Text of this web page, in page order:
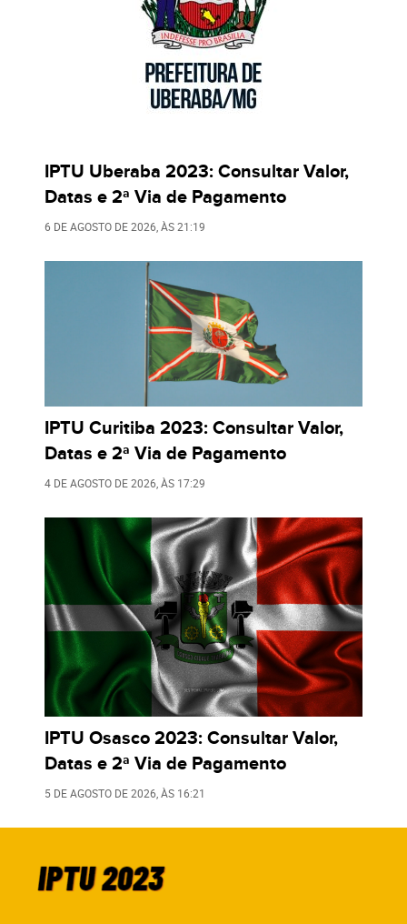
IPTU Uberaba 2023: Consultar Valor,
Datas e 2ª Via de Pagamento
6 DE AGOSTO DE 2026 , ÀS21:19
IPTU Curitiba 2023: Consultar Valor,
Datas e 2ª Via de Pagamento
4 DE AGOSTO DE 2026 , ÀS 17:29
IPTU Osasco 2023: Consultar Valor,
Datas e 2ª Via de Pagamento
5 DE AGOSTO DE 2026 , ÀS 16:21